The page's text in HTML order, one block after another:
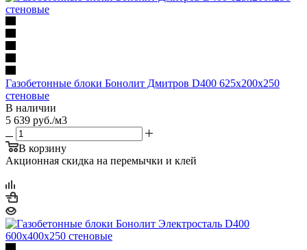
Газобетонные блоки Бонолит Дмитров D400 625х200х250
стеновые
В наличии
5 639 руб./м3
В корзину
Акционная скидка на перемычки и клей